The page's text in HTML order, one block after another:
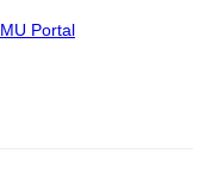
MU Portal